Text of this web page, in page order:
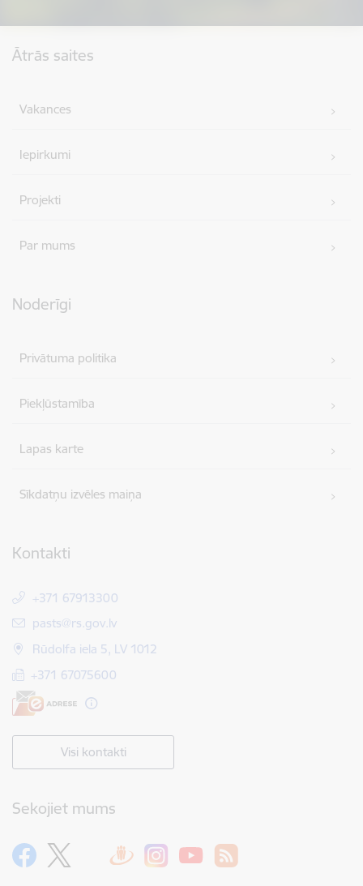
Ātrās saites
Vakances
Iepirkumi
Projekti
Par mums
Noderīgi
Privātuma politika
Piekļūstamība
Lapas karte
Sīkdatņu izvēles maiņa
Kontakti
+371 67913300
E-pasts:
pasts@rs.gov.lv
Rūdolfa iela 5, LV 1012
+371 67075600
Visi kontakti
Sekojiet mums